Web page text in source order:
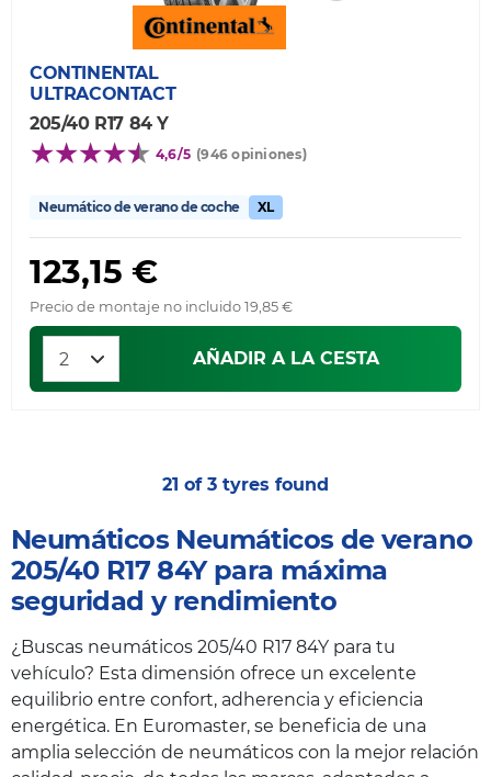
CONTINENTAL
ULTRACONTACT
205/40 R17 84 Y
4,6/5 (946 opiniones)
Neumático de verano de coche XL
123,15 €
Precio de montaje no incluido 19,85 €
AÑADIR A LA CESTA
21 of 3 tyres found
Neumáticos Neumáticos de verano
205/40 R17 84Y para máxima
seguridad y rendimiento
¿Buscas neumáticos 205/40 R17 84Y para tu
vehículo? Esta dimensión ofrece un excelente
equilibrio entre confort, adherencia y eficiencia
energética. En Euromaster, se beneficia de una
amplia selección de neumáticos con la mejor relación